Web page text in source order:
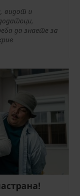
видот и
да знаете за